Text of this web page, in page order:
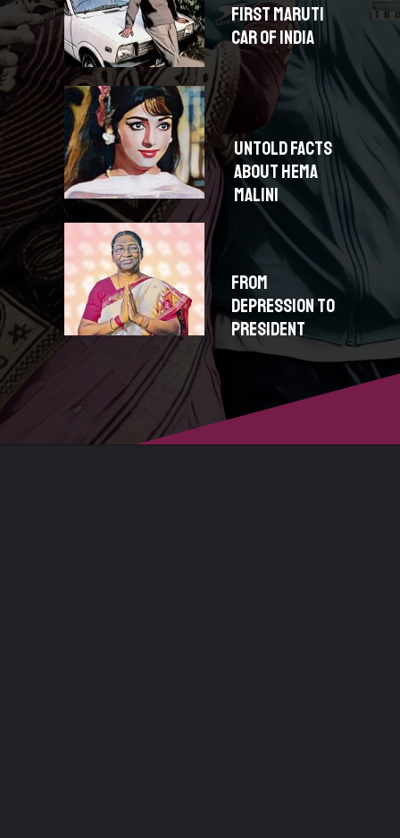
FIRST MARUTI
CAR OF INDIA
UNTOLD FACTS
ABOUT HEMA
MALINI
FROM
DEPRESSION TO
PRESIDENT